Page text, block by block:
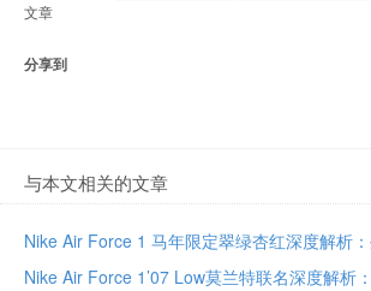
文章
分享到
与本文相关的文章